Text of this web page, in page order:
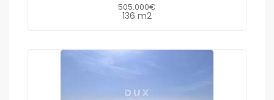
505.000€
136 m2